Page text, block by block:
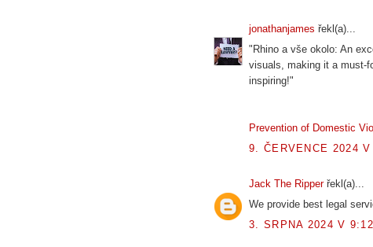
jonathanjames řekl(a)...
"Rhino a vše okolo: An
visuals, making it a must-
inspiring!"
Prevention of Domestic
9. ČERVENCE 2024
Jack The Ripperřekl(a)...
We provide best legal
3. SRPNA 2024 V 9:12